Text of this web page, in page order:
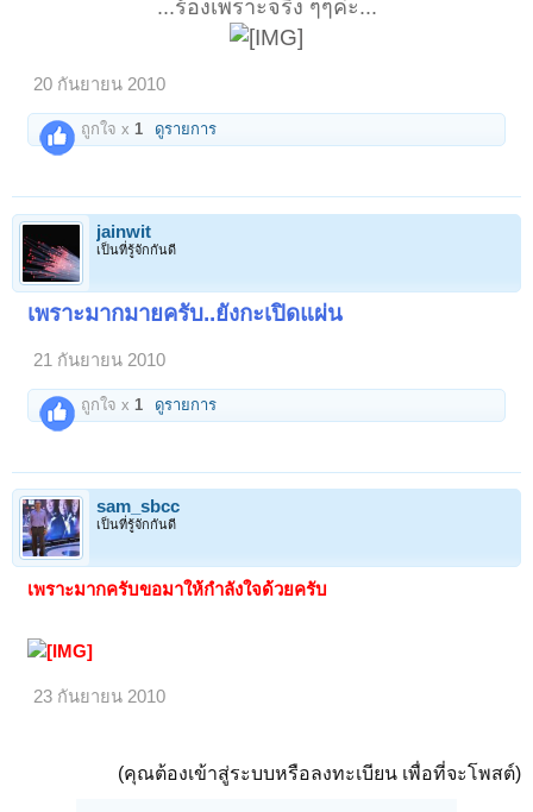
...ร้องเพราะจริง ๆๆค่ะ...
20 กันยายน 2010
ถูกใจ x1 ดูรายการ
jainwit
เป็นที่รู้จักกันดี
เพราะมากมายครับ..ยังกะเปิดแผ่น
21 กันยายน 2010
ถูกใจ x 1 ดูรายการ
sam_sbcc
เป็นที่รู้จักกันดี
เพราะมากครับขอมาให้กำลังใจด้วยครับ
23 กันยายน 2010
(คุณต้องเข้าสู่ระบบหรือลงทะเบียน เพื่อที่จะโพสต์)